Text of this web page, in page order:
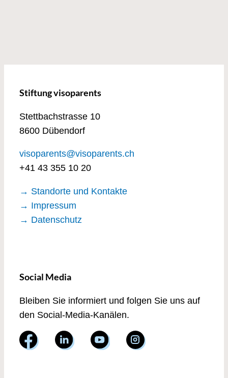
Stiftung visoparents
Stettbachstrasse 10
8600 Dübendorf
visoparents@visoparents.ch
+41 43 355 10 20
→ Standorte und Kontakte
→ Impressum
→ Datenschutz
Social Media
Bleiben Sie informiert und folgen Sie uns auf
den Social-Media-Kanälen.